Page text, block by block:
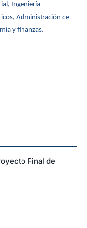
Final de
Ingeniería
Administración de
y finanzas.